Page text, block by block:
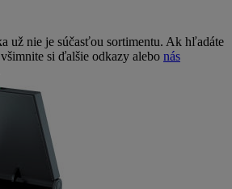
už nie je súčasťou sortimentu. Ak hľadáte
si ďalšie odkazy alebo nás